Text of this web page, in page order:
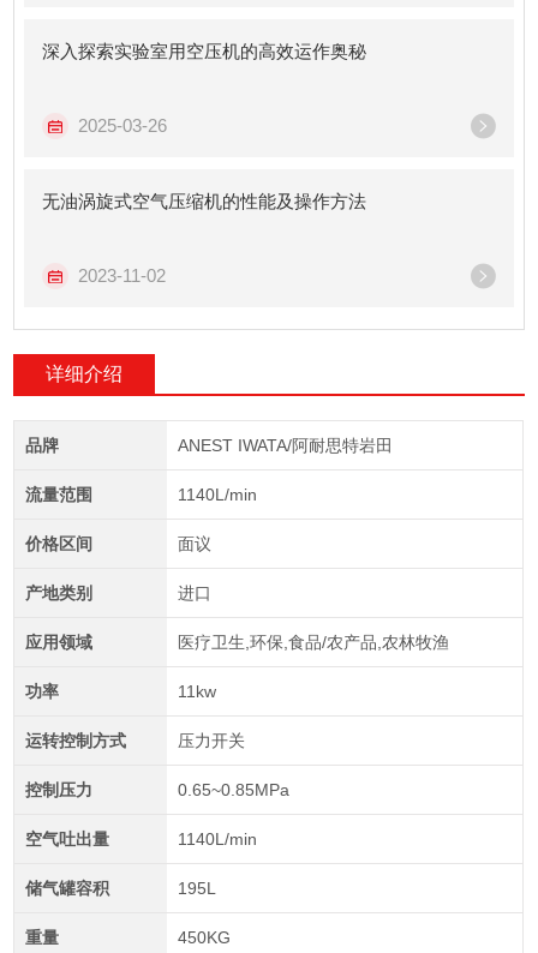
深入探索实验室用空压机的高效运作奥秘
2025-03-26
无油涡旋式空气压缩机的性能及操作方法
2023-11-02
详细介绍
品牌 ANEST IWATA/阿耐思特岩田
流量范围 1140L/min
价格区间 面议
产地类别 进口
应用领域 医疗卫生,环保,食品/农产品,农林牧渔
功率 11kw
运转控制方式 压力开关
控制压力 0.65~0.85MPa
空气吐出量 1140L/min
储气罐容积 195L
重量 450KG